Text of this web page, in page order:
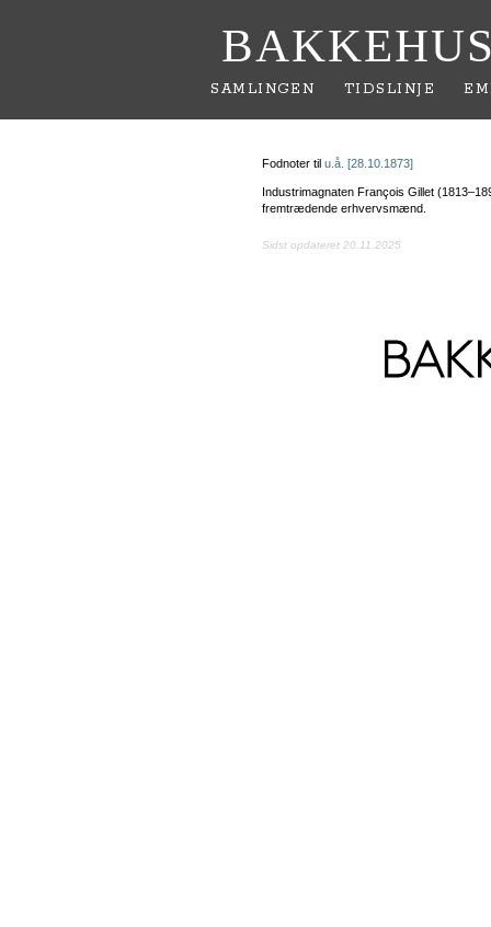
SAMLINGEN TIDSLINJE
Fodnoter til u.å. [28.10.1873]
Industrimagnaten François Gillet
fremtrædende erhvervsmænd.
Sidst opdateret 20.11.2025